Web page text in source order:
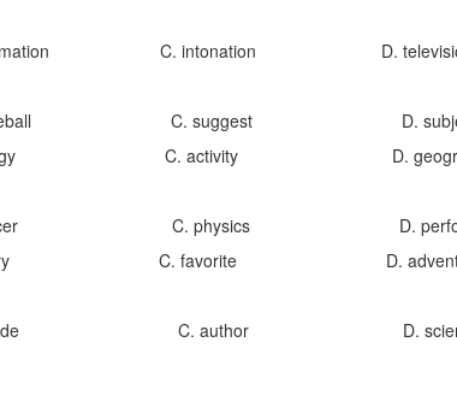
C. intonation D.
C. suggest D.
C. activity D.
C. physics D.
C. favorite D.
C. author D.